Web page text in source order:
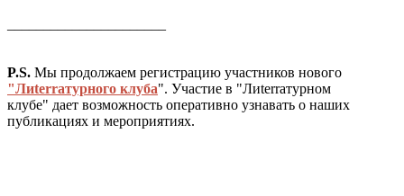
P.S. Мы продолжаем регистрацию участников нового
"Лиterraтурного клуба". Участие в "Лиterraтурном
клубе" дает возможность оперативно узнавать о наших
публикациях и мероприятиях.